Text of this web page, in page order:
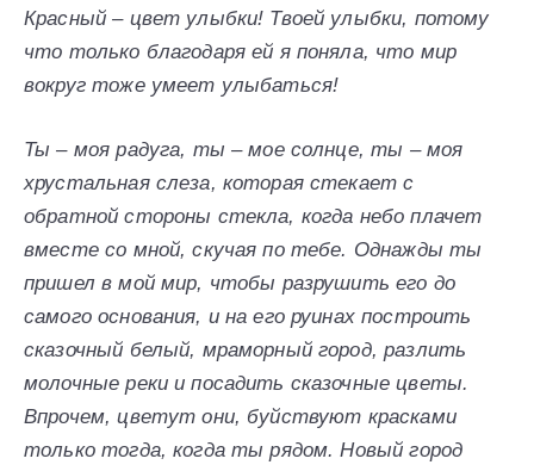
Красный – цвет улыбки! Твоей улыбки, потому
что только благодаря ей я поняла, что мир
вокруг тоже умеет улыбаться!
Ты – моя радуга, ты – мое солнце, ты – моя
хрустальная слеза, которая стекает с
обратной стороны стекла, когда небо плачет
вместе со мной, скучая по тебе. Однажды ты
пришел в мой мир, чтобы разрушить его до
самого основания, и на его руинах построить
сказочный белый, мраморный город, разлить
молочные реки и посадить сказочные цветы.
Впрочем, цветут они, буйствуют красками
только тогда, когда ты рядом. Новый город